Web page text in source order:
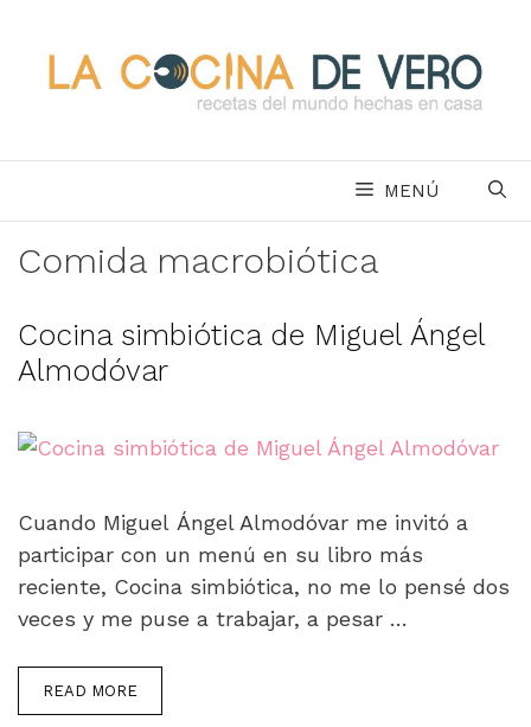
contenido
MENÚ
Comida macrobiótica
Cocina simbiótica de Miguel Ángel
Almodóvar
Cuando Miguel Ángel Almodóvar me invitó a
participar con un menú en su libro más
reciente, Cocina simbiótica, no me lo pensé dos
veces y me puse a trabajar, a pesar …
READ MORE